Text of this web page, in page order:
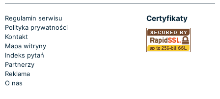
Regulamin serwisu
Polityka prywatności
Kontakt
Mapa witryny
Indeks pytań
Partnerzy
Reklama
O nas
Certyfikaty